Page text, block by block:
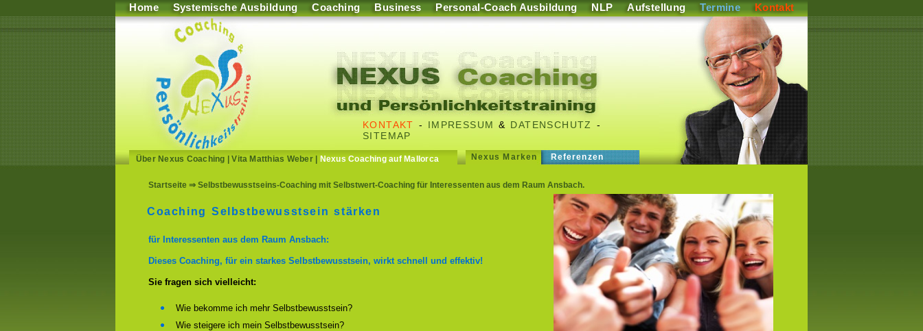
Home Systemische Ausbildung Coaching Business Personal-Coach Ausbildung NLP Aufstellung Termine Kontakt
KONTAKT - IMPRESSUM & DATENSCHUTZ
-
SITEMAP
Über Nexus Coaching |Vita Matthias Weber| Nexus Coaching auf Mallorca Nexus Marken Referenzen
Startseite ⇒ Selbstbewusstseins-Coaching mit Selbstwert-Coaching für Interessenten aus dem Raum Ansbach.
Coaching Selbstbewusstsein stärken
für Interessenten aus dem Raum Ansbach:
Dieses Coaching, für ein starkes Selbstbewusstsein, wirkt schnell und effektiv!
Sie fragen sich vielleicht:
Wie bekomme ich mehr Selbstbewusstsein?
Wie steigere ich mein Selbstbewusstsein?